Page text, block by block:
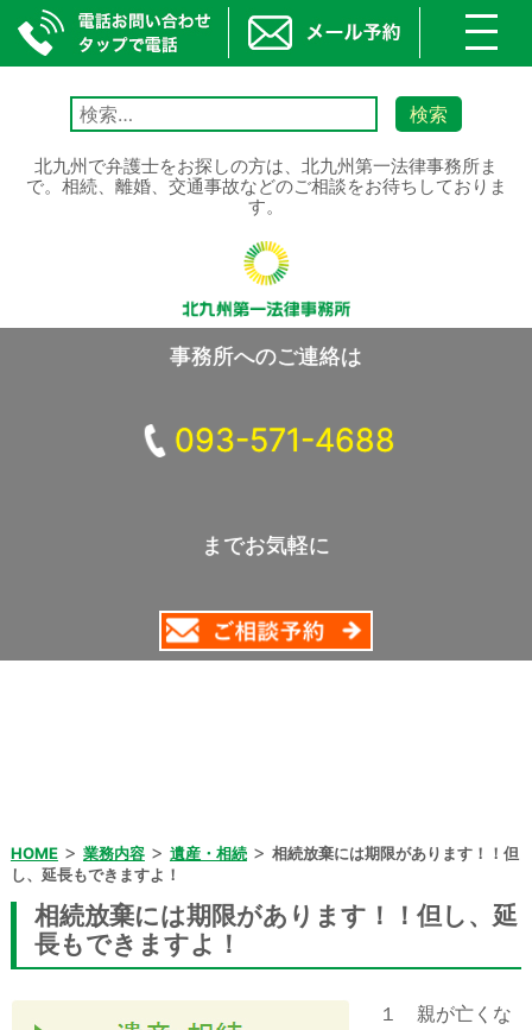
検
索:
北九州で弁護士をお探しの方は、北九州第一法律事務所ま
で。相続、離婚、交通事故などのご相談をお待ちしておりま
す。
事務所へのご連絡は
093-571-4688
までお気軽に
HOME> 業務内容> 遺産・相続> 相続放棄には期限があります！！但
し、延長もできますよ！
相続放棄には期限があります！！但し、延
長もできますよ！
１ 親が亡くな